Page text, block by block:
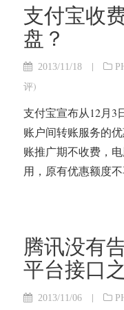
支付宝收
盘？
2013/11/18 |
评)
支付宝宣布从12月3
账户间转账服务的
账推广期不收费，
用，原有优惠额度不
腾讯没有
平台接口
2013/11/06 |